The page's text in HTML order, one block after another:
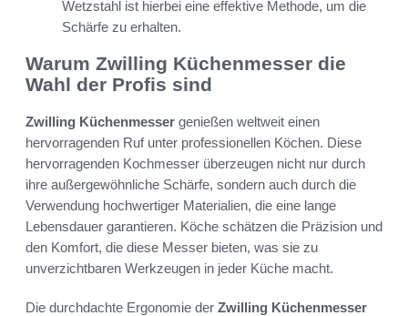
Wetzstahl ist hierbei eine effektive Methode, um die
Schärfe zu erhalten.
Warum Zwilling Küchenmesser die
Wahl der Profis sind
Zwilling Küchenmesser genießen weltweit einen
hervorragenden Ruf unter professionellen Köchen. Diese
hervorragenden Kochmesser überzeugen nicht nur durch
ihre außergewöhnliche Schärfe, sondern auch durch die
Verwendung hochwertiger Materialien, die eine lange
Lebensdauer garantieren. Köche schätzen die Präzision und
den Komfort, die diese Messer bieten, was sie zu
unverzichtbaren Werkzeugen in jeder Küche macht.
Die durchdachte Ergonomie der Zwilling Küchenmesser